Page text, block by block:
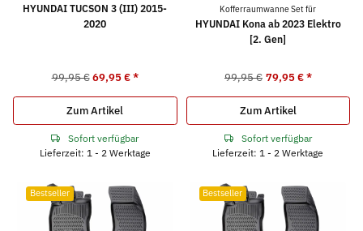
HYUNDAI TUCSON 3 (III) 2015-
2020
99,95 € 69,95 €*
Zum Artikel
Sofort verfügbar
Lieferzeit: 1 - 2 Werktage
Kofferraumwanne Set für
HYUNDAI Kona ab 2023 Elektro
[2. Gen]
99,95 € 79,95 €*
Zum Artikel
Sofort verfügbar
Lieferzeit: 1 - 2 Werktage
Bestseller Bestseller